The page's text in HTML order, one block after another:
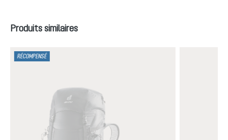
Ignorer la galerie de produits
Produits similaires
RÉCOMPENSÉ